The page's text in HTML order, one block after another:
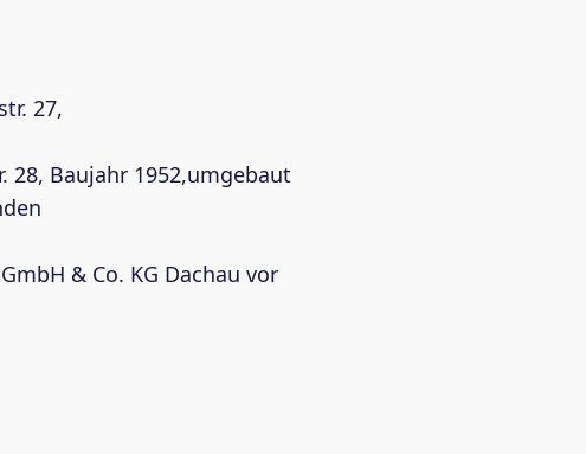
27,
28, Baujahr 1952,umgebaut
& Co. KG Dachau vor